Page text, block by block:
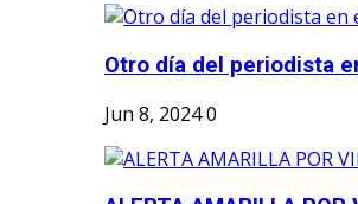
Otro día del periodista
Jun 8, 20240